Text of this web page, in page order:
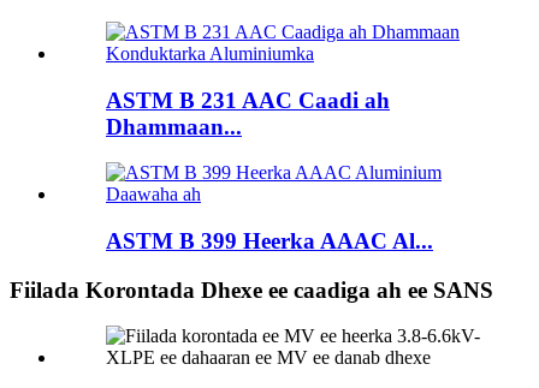
ASTM B 231 AAC Caadi ah
Dhammaan...
ASTM B 399 Heerka AAAC Al...
Fiilada Korontada Dhexe ee caadiga ah ee SANS